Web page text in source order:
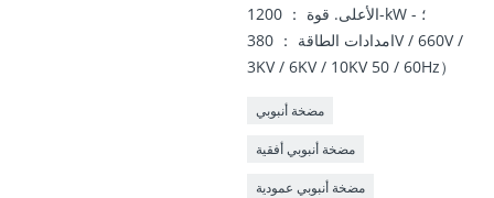
-الأعلى. قوة ： 1200kW ؛ -
امدادات الطاقة ： 380V / 660V /
3KV / 6KV / 10KV 50 / 60Hz）
مضخة أنبوبي
مضخة أنبوبي أفقية
مضخة أنبوبي عمودية